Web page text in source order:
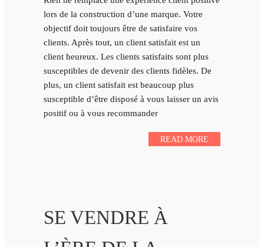
lors de la construction d’une marque. Votre
objectif doit toujours être de satisfaire vos
clients. Après tout, un client satisfait est un
client heureux. Les clients satisfaits sont plus
susceptibles de devenir des clients fidèles. De
plus, un client satisfait est beaucoup plus
susceptible d’être disposé à vous laisser un avis
positif ou à vous recommander
READ MORE
SE VENDRE À